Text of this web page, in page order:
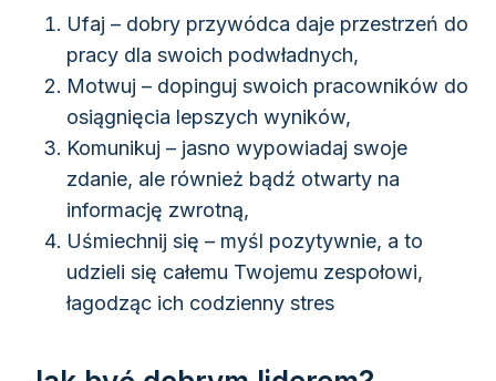
Ufaj – dobry przywódca daje przestrzeń do
pracy dla swoich podwładnych,
Motwuj – dopinguj swoich pracowników do
osiągnięcia lepszych wyników,
Komunikuj – jasno wypowiadaj swoje
zdanie, ale również bądź otwarty na
informację zwrotną,
Uśmiechnij się – myśl pozytywnie, a to
udzieli się całemu Twojemu zespołowi,
łagodząc ich codzienny stres